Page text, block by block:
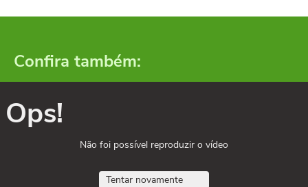
Confira também:
Ops!
Não foi possível reproduzir o vídeo
Tentar novamente